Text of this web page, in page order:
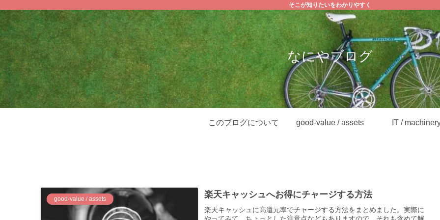
そこが知りたいをわかりやすく
なにやブログ
このブログについて good-value / assets IT /
good-value / assets 楽天キャッシュへお得にチャージする方法
楽天キャッシュに高還元率でチャージする方法をまとめました。実際に
やってみて、ちょっとした注意点などもありますので、それも含めて解